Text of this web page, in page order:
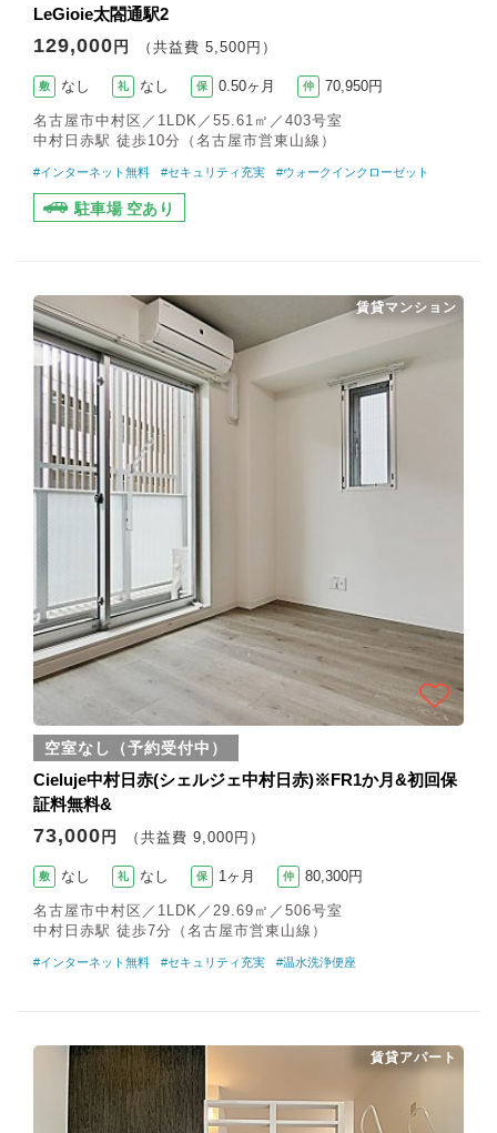
LeGioie太閤通駅2
129,000 円 （共益費 5,500円）
敷 なし 礼 なし 保 0.50ヶ月 仲 70,950円
名古屋市中村区／1LDK／55.61㎡／403号室
中村日赤駅 徒歩10分（名古屋市営東山線）
#インターネット無料 #セキュリティ充実 #ウォークインクローゼット
駐車場 空あり
空室なし（予約受付中）
Cieluje中村日赤(シェルジェ中村日赤)※FR1か月&初回保
証料無料&
73,000 円 （共益費 9,000円）
敷 なし 礼 なし 保 1ヶ月 仲 80,300円
名古屋市中村区／1LDK／29.69㎡／506号室
中村日赤駅 徒歩7分（名古屋市営東山線）
賃貸マンション
#インターネット無料 #セキュリティ充実 #温水洗浄便座
賃貸アパート